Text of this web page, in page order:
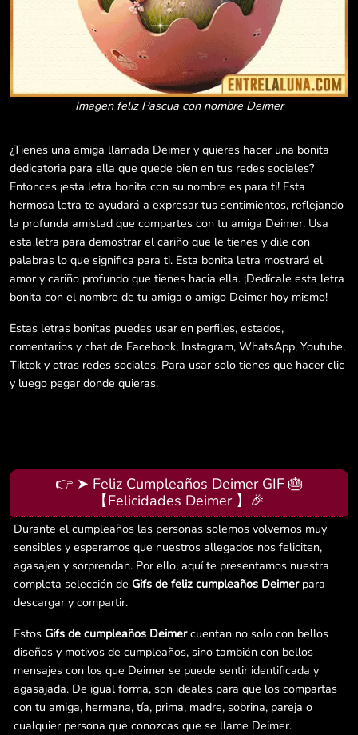
Imagen feliz Pascua con nombre Deimer
¿Tienes una amiga llamada Deimer y quieres hacer una bonita
dedicatoria para ella que quede bien en tus redes sociales?
Entonces ¡esta letra bonita con su nombre es para ti! Esta
hermosa letra te ayudará a expresar tus sentimientos, reflejando
la profunda amistad que compartes con tu amiga Deimer. Usa
esta letra para demostrar el cariño que le tienes y dile con
palabras lo que significa para ti. Esta bonita letra mostrará el
amor y cariño profundo que tienes hacia ella. ¡Dedícale esta letra
bonita con el nombre de tu amiga o amigo Deimer hoy mismo!
Estas letras bonitas puedes usar en perfiles, estados,
comentarios y chat de Facebook, Instagram, WhatsApp, Youtube,
Tiktok y otras redes sociales. Para usar solo tienes que hacer clic
y luego pegar donde quieras.
👉 ➤ Feliz Cumpleaños Deimer GIF 🎂
【Felicidades Deimer 】🎉
Durante el cumpleaños las personas solemos volvernos muy
sensibles y esperamos que nuestros allegados nos feliciten,
agasajen y sorprendan. Por ello, aquí te presentamos nuestra
completa selección de Gifs de feliz cumpleaños Deimerpara
descargar y compartir.
Estos Gifs de cumpleaños Deimercuentan no solo con bellos
diseños y motivos de cumpleaños, sino también con bellos
mensajes con los que Deimer se puede sentir identificada y
agasajada. De igual forma, son ideales para que los compartas
con tu amiga, hermana, tía, prima, madre, sobrina, pareja o
cualquier persona que conozcas que se llame Deimer.